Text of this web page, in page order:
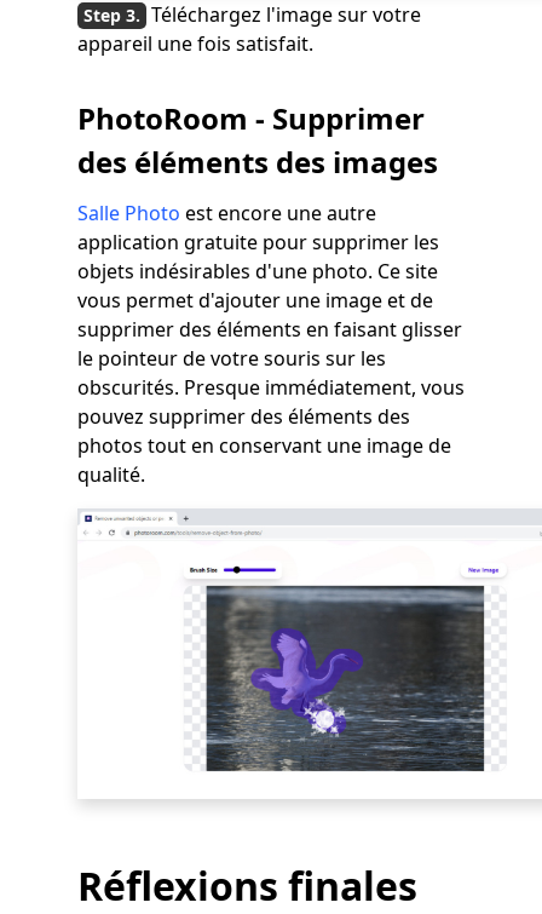
Téléchargez l'image sur votre
appareil une fois satisfait.
PhotoRoom - Supprimer
des éléments des images
Salle Photo est encore une autre
application gratuite pour supprimer les
objets indésirables d'une photo. Ce site
vous permet d'ajouter une image et de
supprimer des éléments en faisant glisser
le pointeur de votre souris sur les
obscurités. Presque immédiatement, vous
pouvez supprimer des éléments des
photos tout en conservant une image de
qualité.
Réflexions finales